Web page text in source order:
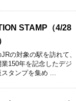
STAMP（4/28
の対象の駅を訪れて、
150年を記念したデジ
スタンプを集め ...